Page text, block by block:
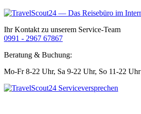
Ihr Kontakt zu unserem Service-Team
0991 - 2967 67867
Beratung & Buchung:
Mo-Fr 8-22 Uhr, Sa 9-22 Uhr, So 11-22 Uhr